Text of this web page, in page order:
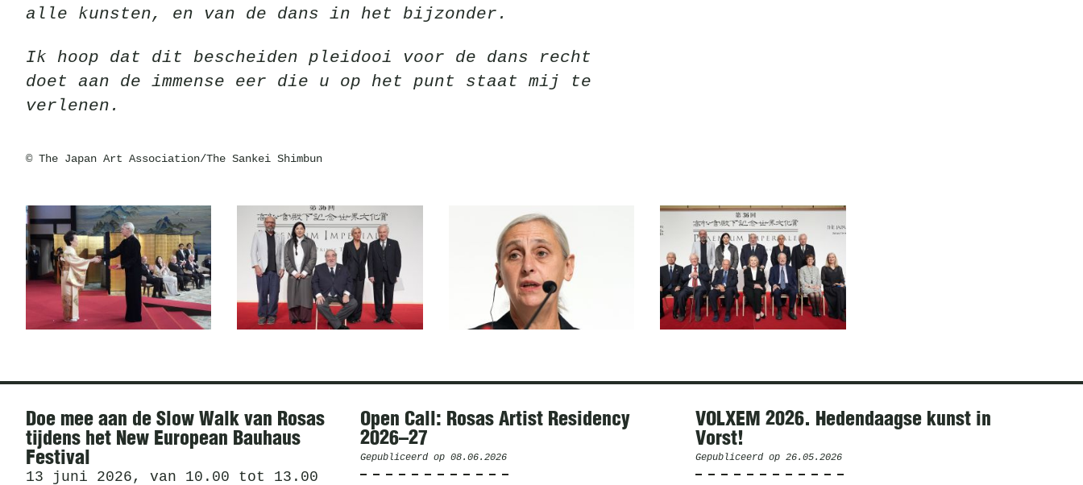
alle kunsten, en van de dans in het bijzonder.
Ik hoop dat dit bescheiden pleidooi voor de dans recht
doet aan de immense eer die u op het punt staat mij te
verlenen.
© The Japan Art Association/The Sankei Shimbun
Nieuws
Doe mee aan de Slow Walk van Rosas
tijdens het New European Bauhaus
Festival
13 juni 2026, van 10.00 tot 13.00
Open Call: Rosas Artist Residency
2026–27
Gepubliceerd op 08.06.2026
VOLXEM 2026. Hedendaagse kunst in
Vorst!
Gepubliceerd op 26.05.2026